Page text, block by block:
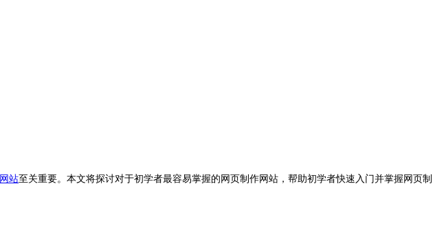
网站至关重要。本文将探讨对于初学者最容易掌握的网页制作网站，帮助初学者快速入门并掌握网页制